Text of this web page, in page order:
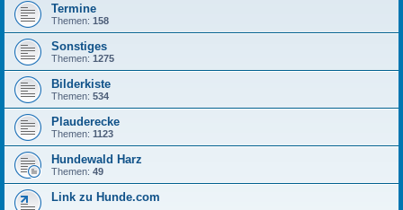
Termine
Themen: 158
Sonstiges
Themen: 1275
Bilderkiste
Themen: 534
Plauderecke
Themen: 1123
Hundewald Harz
Themen: 49
Link zu Hunde.com